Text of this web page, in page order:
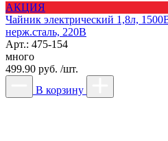
АКЦИЯ
Чайник электрический 1,8л,
нерж.сталь, 220В
Арт.: 475-154
много
499.90 руб. /шт.
В корзину